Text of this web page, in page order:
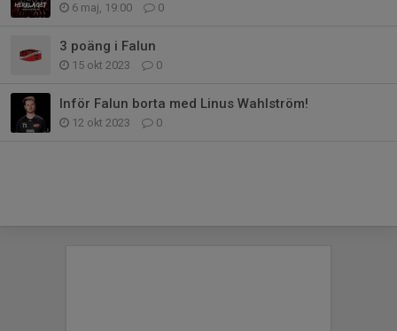
6 maj, 19:00 0
3 poäng i Falun
15 okt 2023 0
Inför Falun borta med Linus Wahlström!
12 okt 2023 0